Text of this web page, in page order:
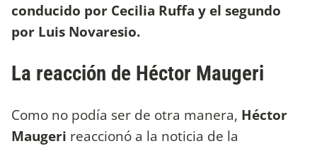
conducido por Cecilia Ruffa y el segundo
por Luis Novaresio.
La reacción de Héctor Maugeri
Como no podía ser de otra manera, Héctor
Maugeri reaccionó a la noticia de la